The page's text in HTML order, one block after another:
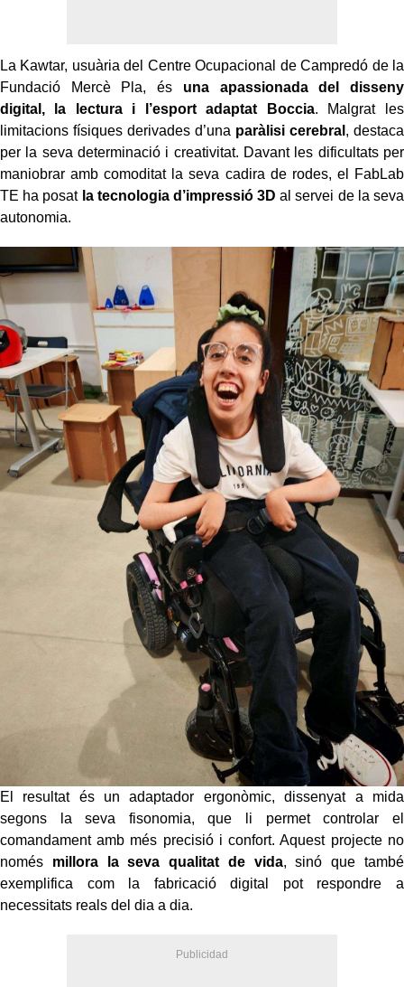
La Kawtar, usuària del Centre Ocupacional de Campredó de la
Fundació Mercè Pla, és una apassionada del disseny
digital, la lectura i l’esport adaptat Boccia. Malgrat les
limitacions físiques derivades d’una paràlisi cerebral , destaca
per la seva determinació i creativitat. Davant les dificultats per
maniobrar amb comoditat la seva cadira de rodes, el FabLab
TE ha posat la tecnologia d’impressió 3D al servei de la seva
autonomia.
El resultat és un adaptador ergonòmic, dissenyat a mida
segons la seva fisonomia, que li permet controlar el
comandament amb més precisió i confort. Aquest projecte no
només millora la seva qualitat de vida, sinó que també
exemplifica com la fabricació digital pot respondre a
necessitats reals del dia a dia.